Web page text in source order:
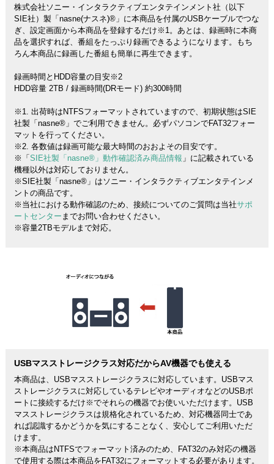
株式会社ソニー・インタラクティブエンタテインメント社（以下
SIE社）製「nasne(ナスネ)®」に本商品を付属のUSBケーブルでつな
ぎ、設定画面から本商品を登録するだけ※1。あとは、録画時に本商
品を選択すれば、番組をたっぷり録画できるようになります。もち
ろん本商品に録画した番組も簡単に再生できます。
録画時間とHDD容量の目安※2
HDD容量 2TB / 録画時間(DRモード) 約300時間
※1. 出荷時はNTFSフォーマットされていますので、初期状態はSIE
社製「nasne®」でご利用できません。必ずパソコンでFAT32フォー
マットを行ってください。
※2. 各数値は録画可能な最大時間のおおよその目安です。
※「 SIE社製「nasne®」動作確認済み商品情報 」に記載されている
機種以外は対応しておりません。
※SIE社製「nasne®」はソニー・インタラクティブエンタテインメ
ントの商品です。
※当社における動作確認のため、接続についてのご質問は当社サポ
ートセンター までお問い合わせください。
※容量2TBモデルまで対応。
USBマスストレージクラス対応だからAV機器でも使える
本商品は、USBマスストレージクラスに対応しています。USBマス
ストレージクラスに対応しているテレビやオーディオなどのUSBポ
ートに接続するだけ※でそれらの機器でお使いいただけます。USB
マスストレージクラスは規格化されているため、対応機器同士であ
れば認識するかどうかを気にすることなく、安心してご利用いただ
けます。
※本商品はNTFSでフォーマット済みのため、FAT32のみ対応の機器
で使用する際は本商品をFAT32にフォーマットする必要があります。